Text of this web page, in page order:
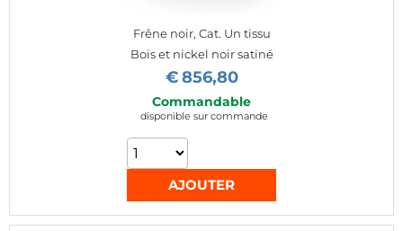
Frêne noir, Cat. Un tissu
Bois et nickel noir satiné
€856,80
Commandable
disponible sur commande